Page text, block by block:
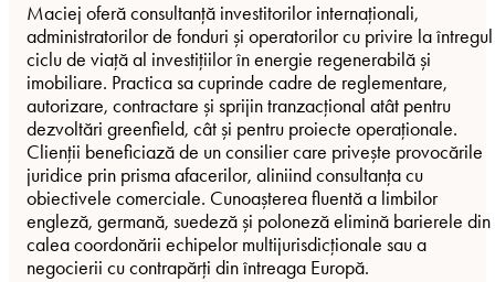
Maciej oferă consultanță investitorilor internaționali,
administratorilor de fonduri și operatorilor cu privire la întregul
ciclu de viață al investițiilor în energie regenerabilă și
imobiliare. Practica sa cuprinde cadre de reglementare,
autorizare, contractare și sprijin tranzacțional atât pentru
dezvoltări greenfield, cât și pentru proiecte operaționale.
Clienții beneficiază de un consilier care privește provocările
juridice prin prisma afacerilor, aliniind consultanța cu
obiectivele comerciale. Cunoașterea fluentă a limbilor
engleză, germană, suedeză și poloneză elimină barierele din
calea coordonării echipelor multijurisdicționale sau a
negocierii cu contrapărți din întreaga Europă.